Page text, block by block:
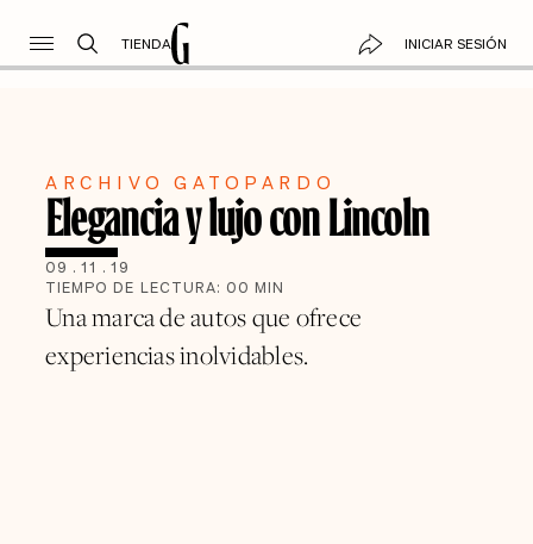
TIENDA INICIAR SESIÓN
ARCHIVO GATOPARDO
Elegancia y lujo con Lincoln
09 . 11 . 19
TIEMPO DE LECTURA: 00 MIN
Una marca de autos que ofrece
experiencias inolvidables.